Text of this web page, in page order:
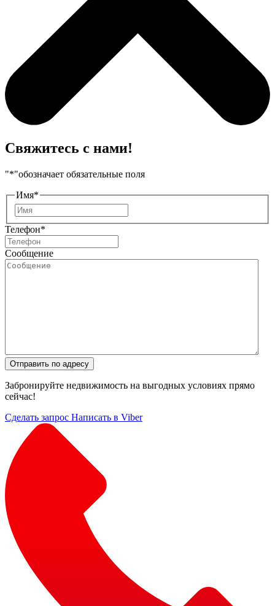
Свяжитесь с нами!
"*"обозначает обязательные поля
Имя*
Телефон*
Сообщение
Отправить по адресу
Забронируйте недвижимость на выгодных условиях прямо
сейчас!
Сделать запрос Написать в Viber